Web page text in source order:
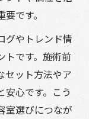
です。
グやトレンド情
トです。施術前
セット方法やア
安心です。こう
室選びにつなが